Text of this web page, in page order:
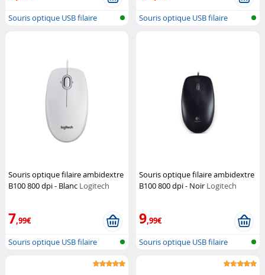
Souris optique USB filaire
Souris optique USB filaire
Souris optique filaire ambidextre
B100 800 dpi - Blanc Logitech
7,99€
Souris optique USB filaire
Souris optique filaire ambidextre
B100 800 dpi - Noir Logitech
9,99€
Souris optique USB filaire